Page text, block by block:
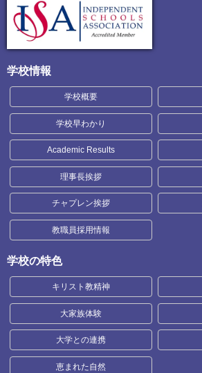
学校情報
学校概要
学校早わかり
Academic Results
理事長挨拶
チャプレン挨拶
教職員採用情報
学校の特色
キリスト教精神
大家族体験
大学との連携
恵まれた自然